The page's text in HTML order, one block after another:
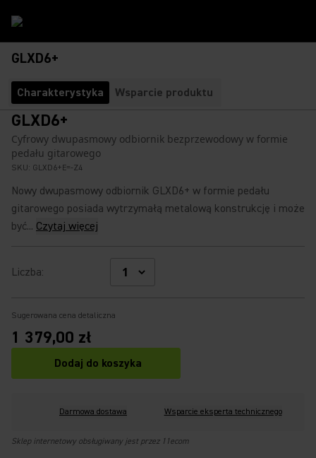
GLXD6+
Charakterystyka Wsparcie produktu
GLXD6+
Cyfrowy dwupasmowy odbiornik bezprzewodowy w formie
pedału gitarowego
SKU: GLXD6+E=-Z4
Nowy dwupasmowy odbiornik GLXD6+ w formie pedału
gitarowego posiada wytrzymałą metalową konstrukcję i może
być... Czytaj więcej
Liczba:
Sugerowana cena detaliczna
1 379,00 zł
Dodaj do koszyka
Darmowa dostawa Wsparcie eksperta technicznego
Sklep internetowy obsługiwany jest przez 11ecom